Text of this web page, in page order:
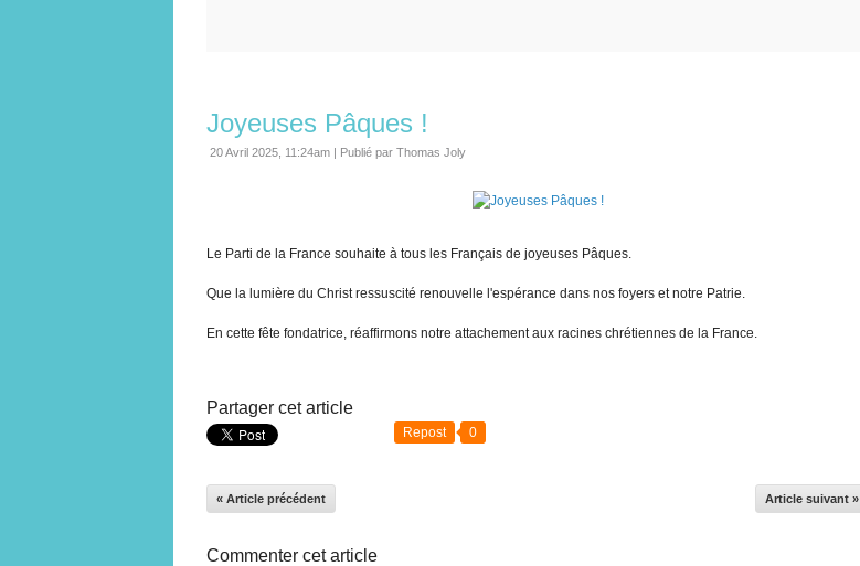
Joyeuses Pâques !
20 Avril 2025, 11:24am | Publié par Thomas Joly
Le Parti de la France souhaite à tous les Français de joyeuses Pâques.
Que la lumière du Christ ressuscité renouvelle l'espérance dans nos foyers et notre Patrie.
En cette fête fondatrice, réaffirmons notre attachement aux racines chrétiennes de la France.
Partager cet article
Repost 0
« Article précédent Article suivant »
Commenter cet article